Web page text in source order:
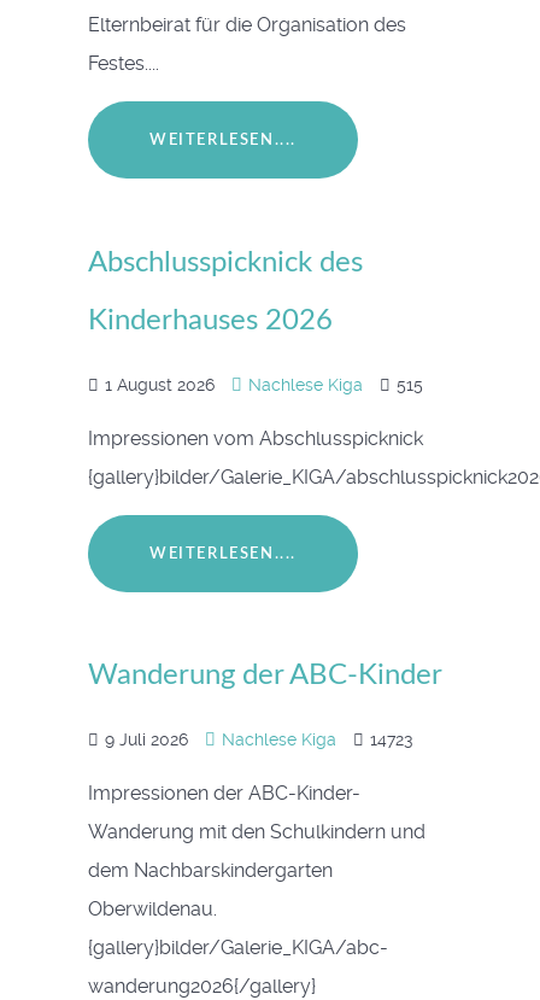
Elternbeirat für die Organisation des
Festes....
WEITERLESEN....
Abschlusspicknick des
Kinderhauses 2026
1 August 2026 Nachlese Kiga 515
Impressionen vom Abschlusspicknick
{gallery}bilder/Galerie_KIGA/
WEITERLESEN....
Wanderung der ABC-Kinder
9 Juli 2026 Nachlese Kiga 14723
Impressionen der ABC-Kinder-
Wanderung mit den Schulkindern und
dem Nachbarskindergarten
Oberwildenau.
{gallery}bilder/Galerie_KIGA/abc-
wanderung2026{/gallery}